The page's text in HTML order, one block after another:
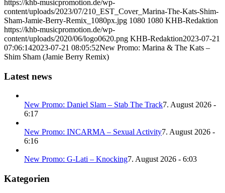
https://khb-musicpromotion.de/wp-
content/uploads/2023/07/210_EST_Cover_Marina-The-Kats-Shim-
Sham-Jamie-Berry-Remix_1080px.jpg 1080 1080 KHB-Redaktion
https://khb-musicpromotion.de/wp-
content/uploads/2020/06/logo0620.png KHB-Redaktion2023-07-21
07:06:142023-07-21 08:05:52New Promo: Marina & The Kats –
Shim Sham (Jamie Berry Remix)
Latest news
New Promo: Daniel Slam – Stab The Track7. August 2026 -
6:17
New Promo: INCARMA – Sexual Activity7. August 2026 -
6:16
New Promo: G-Lati – Knocking7. August 2026 - 6:03
Kategorien